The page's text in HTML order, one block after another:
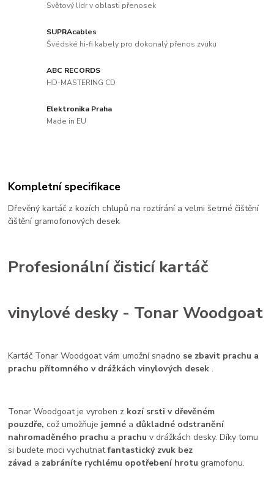
Světový lídr v oblasti přenosek
SUPRAcables
Švédské hi-fi kabely pro dokonalý přenos zvuku
ABC RECORDS
HD-MASTERING CD
Elektronika Praha
Made in EU
Kompletní specifikace
Dřevěný kartáč z kozích chlupů na roztírání a velmi šetrné čištění
čištění gramofonových desek
Profesionální čisticí kartáč
vinylové desky - Tonar Woodgoat
Kartáč Tonar Woodgoat vám umožní snadno se zbavit prachu a
prachu přítomného v drážkách vinylových desek .
Tonar Woodgoat je vyroben z kozí srstiv dřevěném
pouzdře, což umožňuje jemné a důkladné odstranění
nahromaděného prachu a prachu v drážkách desky. Díky tomu
si budete moci vychutnatfantastický zvuk bez
závad a zabráníte rychlému opotřebení hrotu gramofonu.